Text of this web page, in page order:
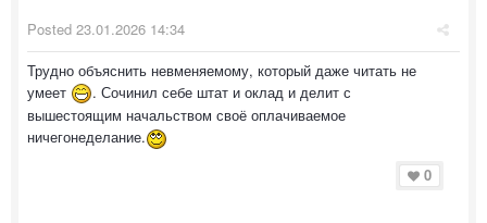
Posted 23.01.2026 14:34
Трудно объяснить невменяемому, который даже читать не
умеет
. Сочинил себе штат и оклад и делит с
вышестоящим начальством своё оплачиваемое
ничегонеделание.
0